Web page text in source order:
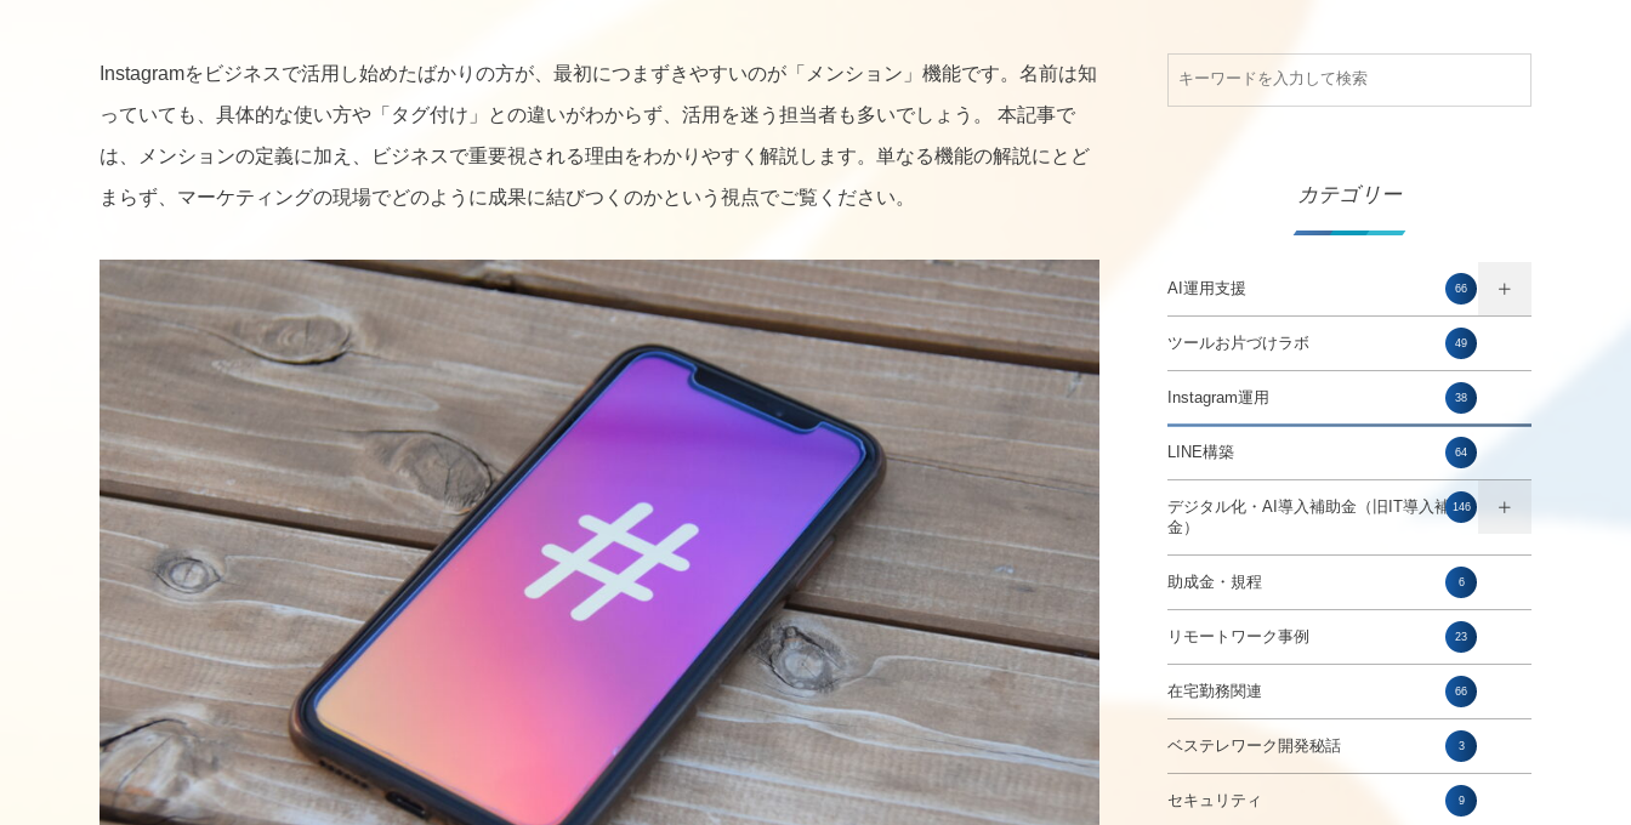
Instagramをビジネスで活用し始めたばかりの方が、最初につまずきやすいのが「メンション」機能です。名前は知
っていても、具体的な使い方や「タグ付け」との違いがわからず、活用を迷う担当者も多いでしょう。 本記事で
は、メンションの定義に加え、ビジネスで重要視される理由をわかりやすく解説します。単なる機能の解説にとど
まらず、マーケティングの現場でどのように成果に結びつくのかという視点でご覧ください。
カテゴリー
AI運用支援 66
ツールお片づけラボ 49
Instagram運用 38
LINE構築 64
デジタル化・AI導入補助金（旧IT導入補助
金）
146
助成金・規程 6
リモートワーク事例 23
在宅勤務関連 66
ベステレワーク開発秘話 3
セキュリティ 9